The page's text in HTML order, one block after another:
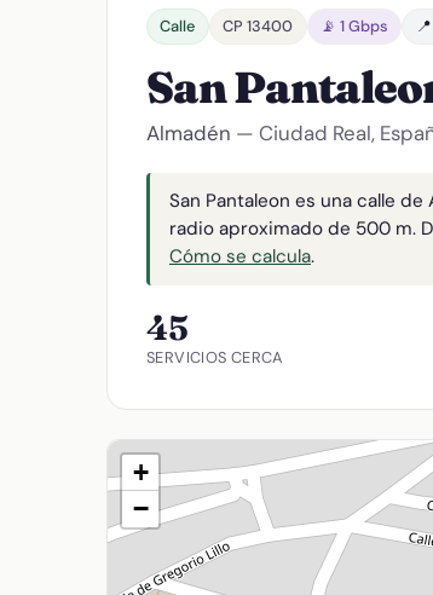
Calle CP 13400 📡 1 Gbps
San
Almadén — Ciudad Real,
San Pantaleon es una calle
radio aproximado de 500 m.
Cómo se calcula.
45
SERVICIOS CERCA
+
−